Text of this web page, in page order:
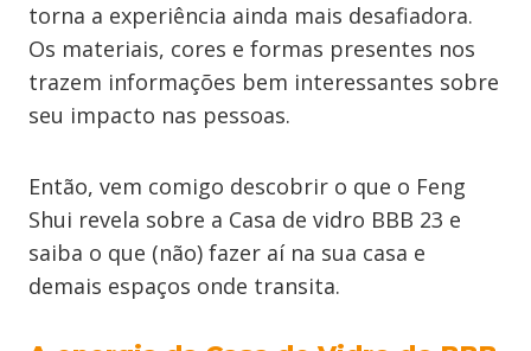
torna a experiência ainda mais desafiadora.
Os materiais, cores e formas presentes nos
trazem informações bem interessantes sobre
seu impacto nas pessoas.
Então, vem comigo descobrir o que o Feng
Shui revela sobre a Casa de vidro BBB 23 e
saiba o que (não) fazer aí na sua casa e
demais espaços onde transita.